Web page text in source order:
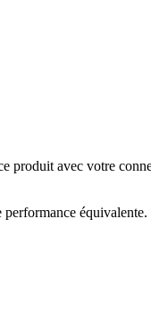
avec votre
équivalente.